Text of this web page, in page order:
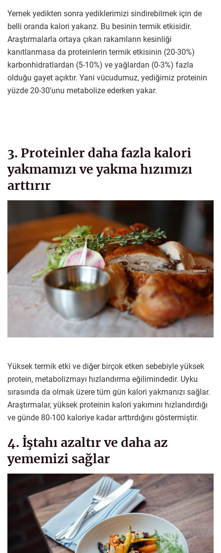
Yemek yedikten sonra yediklerimizi sindirebilmek için de
belli oranda kalori yakarız. Bu besinin termik etkisidir.
Araştırmalarla ortaya çıkan rakamların kesinliği
kanıtlanmasa da proteinlerin termik etkisinin (20-30%)
karbonhidratlardan (5-10%) ve yağlardan (0-3%) fazla
olduğu gayet açıktır. Yani vücudumuz, yediğimiz proteinin
yüzde 20-30’unu metabolize ederken yakar.
3. Proteinler daha fazla kalori
yakmamızı ve yakma hızımızı
arttırır
Yüksek termik etki ve diğer birçok etken sebebiyle yüksek
protein, metabolizmayı hızlandırma eğilimindedir. Uyku
sırasında da olmak üzere tüm gün kalori yakmanızı sağlar.
Araştırmalar, yüksek proteinin kalori yakımını hızlandırdığı
ve günde 80-100 kaloriye kadar arttırdığını göstermiştir.
4. İştahı azaltır ve daha az
yememizi sağlar